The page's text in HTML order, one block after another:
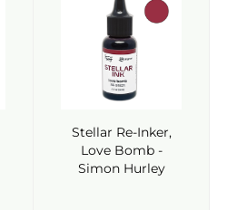
Stellar Re-Inker,
Love Bomb -
Simon Hurley